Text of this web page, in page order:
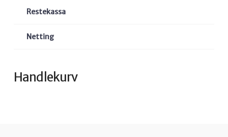
Restekassa
Netting
Handlekurv